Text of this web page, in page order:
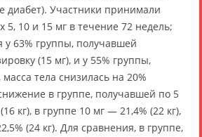
диабет). Участники принимали
5, 10 и 15 мг в течение 72 недель;
у 63% группы, получавшей
(15 мг), и у 55% группы,
тела снизилась на 20%
в группе, получавшей по 5
кг), в группе 10 мг — 21,4% (22 кг),
(24 кг). Для сравнения, в группе,